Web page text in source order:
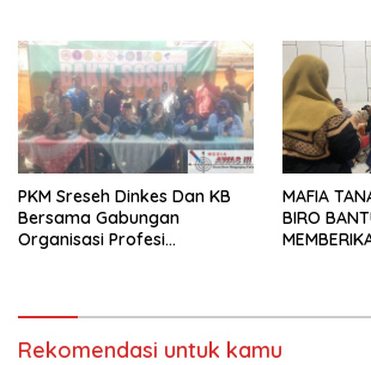
PKM Sreseh Dinkes Dan KB
Bersama Gabungan
Organisasi Profesi
Tahun 2025
MAFIA
BIRO
DARI
Rekomendasi untuk kamu